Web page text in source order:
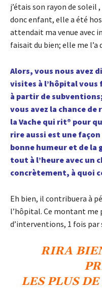
j’étais son rayon de soleil
donc enfant, elle a été
attendait ma venue avec
faisait du bien; elle me l’a
Alors, vous nous avez
visites à l’hôpital
à partir de
vous avez la chance
la Vache qui rit® pour
rire aussi est une
bonne humeur et de la
tout à l’heure avec un
concrètement, à quoi
Eh bien, il contribuera à
l’hôpital. Ce montant me
d’interventions, 1 fois par
RIRA
LES PLUS